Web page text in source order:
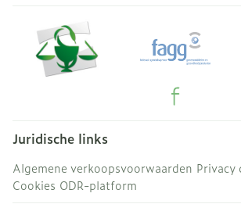
Juridische links
Algemene verkoopsvoorwaarden Privacy
Cookies ODR-platform